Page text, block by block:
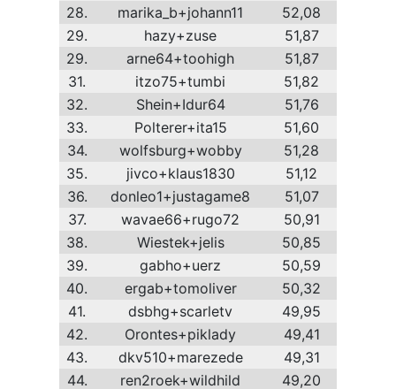
28.
marika_b+johann11
52,08
29.
hazy+zuse
51,87
29.
arne64+toohigh
51,87
31.
itzo75+tumbi
51,82
32.
Shein+Idur64
51,76
33.
Polterer+ita15
51,60
34.
wolfsburg+wobby
51,28
35.
jivco+klaus1830
51,12
36.
donleo1+justagame8
51,07
37.
wavae66+rugo72
50,91
38.
Wiestek+jelis
50,85
39.
gabho+uerz
50,59
40.
ergab+tomoliver
50,32
41.
dsbhg+scarletv
49,95
42.
Orontes+piklady
49,41
43.
dkv510+marezede
49,31
44.
ren2roek+wildhild
49,20